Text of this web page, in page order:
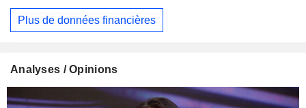
Plus de données financières
Analyses / Opinions